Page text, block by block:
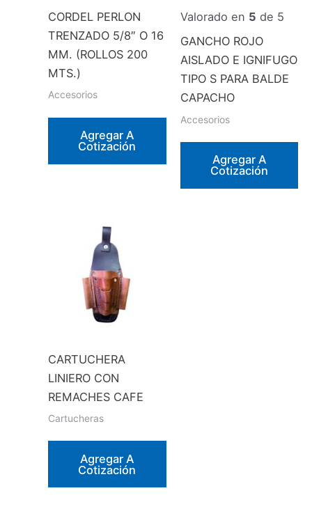
CORDEL PERLON
TRENZADO 5/8″ O 16
MM. (ROLLOS 200
MTS.)
Accesorios
Agregar A
Cotización
Valorado en 5 de 5
GANCHO ROJO
AISLADO E IGNIFUGO
TIPO S PARA BALDE
CAPACHO
Accesorios
Agregar A
Cotización
CARTUCHERA
LINIERO CON
REMACHES CAFE
Cartucheras
Agregar A
Cotización